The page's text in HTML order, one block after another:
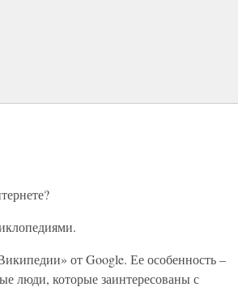
от Google. Ее особенность –
люди, которые заинтересованы с